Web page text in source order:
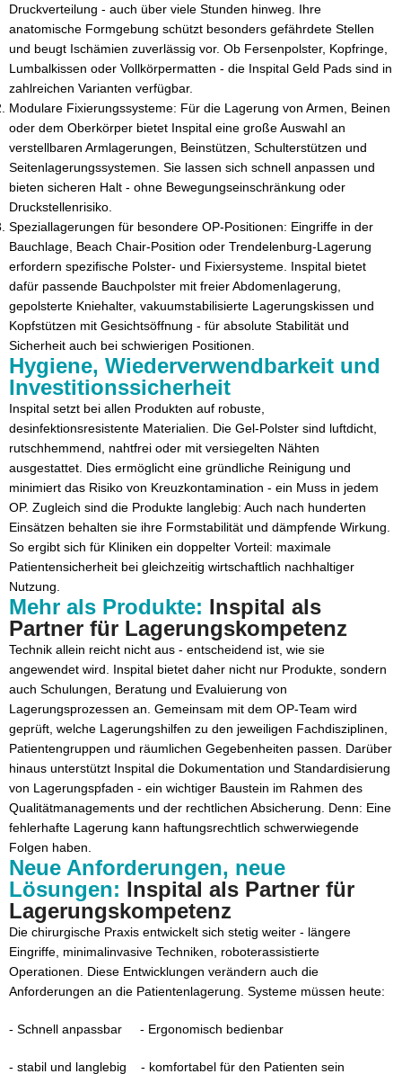
Druckverteilung - auch über viele Stunden hinweg. Ihre
anatomische Formgebung schützt besonders gefährdete Stellen
und beugt Ischämien zuverlässig vor. Ob Fersenpolster, Kopfringe,
Lumbalkissen oder Vollkörpermatten - die Inspital Geld Pads sind in
zahlreichen Varianten verfügbar.
Modulare Fixierungssysteme: Für die Lagerung von Armen, Beinen
oder dem Oberkörper bietet Inspital eine große Auswahl an
verstellbaren Armlagerungen, Beinstützen, Schulterstützen und
Seitenlagerungssystemen. Sie lassen sich schnell anpassen und
bieten sicheren Halt - ohne Bewegungseinschränkung oder
Druckstellenrisiko.
Speziallagerungen für besondere OP-Positionen: Eingriffe in der
Bauchlage, Beach Chair-Position oder Trendelenburg-Lagerung
erfordern spezifische Polster- und Fixiersysteme. Inspital bietet
dafür passende Bauchpolster mit freier Abdomenlagerung,
gepolsterte Kniehalter, vakuumstabilisierte Lagerungskissen und
Kopfstützen mit Gesichtsöffnung - für absolute Stabilität und
Sicherheit auch bei schwierigen Positionen.
Hygiene, Wiederverwendbarkeit und
Investitionssicherheit
Inspital setzt bei allen Produkten auf robuste,
desinfektionsresistente Materialien. Die Gel-Polster sind luftdicht,
rutschhemmend, nahtfrei oder mit versiegelten Nähten
ausgestattet. Dies ermöglicht eine gründliche Reinigung und
minimiert das Risiko von Kreuzkontamination - ein Muss in jedem
OP. Zugleich sind die Produkte langlebig: Auch nach hunderten
Einsätzen behalten sie ihre Formstabilität und dämpfende Wirkung.
So ergibt sich für Kliniken ein doppelter Vorteil: maximale
Patientensicherheit bei gleichzeitig wirtschaftlich nachhaltiger
Nutzung.
Mehr als Produkte: Inspital als
Partner für Lagerungskompetenz
Technik allein reicht nicht aus - entscheidend ist, wie sie
angewendet wird. Inspital bietet daher nicht nur Produkte, sondern
auch Schulungen, Beratung und Evaluierung von
Lagerungsprozessen an. Gemeinsam mit dem OP-Team wird
geprüft, welche Lagerungshilfen zu den jeweiligen Fachdisziplinen,
Patientengruppen und räumlichen Gegebenheiten passen. Darüber
hinaus unterstützt Inspital die Dokumentation und Standardisierung
von Lagerungspfaden - ein wichtiger Baustein im Rahmen des
Qualitätmanagements und der rechtlichen Absicherung. Denn: Eine
fehlerhafte Lagerung kann haftungsrechtlich schwerwiegende
Folgen haben.
Neue Anforderungen, neue
Lösungen: Inspital als Partner für
Lagerungskompetenz
Die chirurgische Praxis entwickelt sich stetig weiter - längere
Eingriffe, minimalinvasive Techniken, roboterassistierte
Operationen. Diese Entwicklungen verändern auch die
Anforderungen an die Patientenlagerung. Systeme müssen heute:
- Schnell anpassbar - Ergonomisch bedienbar
- stabil und langlebig - komfortabel für den Patienten sein